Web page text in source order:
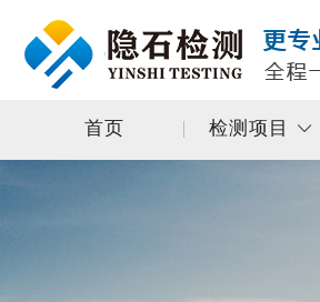
首页 检测项目